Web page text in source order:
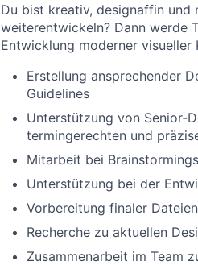
Du bist kreativ, designaffin und
weiterentwickeln? Dann werde
Entwicklung moderner
Erstellung ansprechender
Guidelines
Unterstützung von Senior-
termingerechten und
Mitarbeit bei
Unterstützung bei der
Vorbereitung finaler
Recherche zu aktuellen
Zusammenarbeit im Team